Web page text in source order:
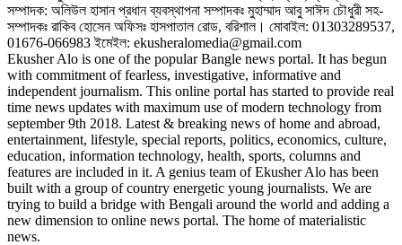
সম্পাদক: অলিউল হাসান প্রধান ব্যবস্থাপনা সম্পাদকঃ মুহাম্মাদ আবু সাঈদ চৌধুরী সহ-
সম্পাদকঃ রাকিব হোসেন অফিসঃ হাসপাতাল রোড, বরিশাল। মোবাইল: 01303289537,
01676-066983 ইমেইল: ekusheralomedia@gmail.com
Ekusher Alo is one of the popular Bangle news portal. It has begun
with commitment of fearless, investigative, informative and
independent journalism. This online portal has started to provide real
time news updates with maximum use of modern technology from
september 9th 2018. Latest & breaking news of home and abroad,
entertainment, lifestyle, special reports, politics, economics, culture,
education, information technology, health, sports, columns and
features are included in it. A genius team of Ekusher Alo has been
built with a group of country energetic young journalists. We are
trying to build a bridge with Bengali around the world and adding a
new dimension to online news portal. The home of materialistic
news.